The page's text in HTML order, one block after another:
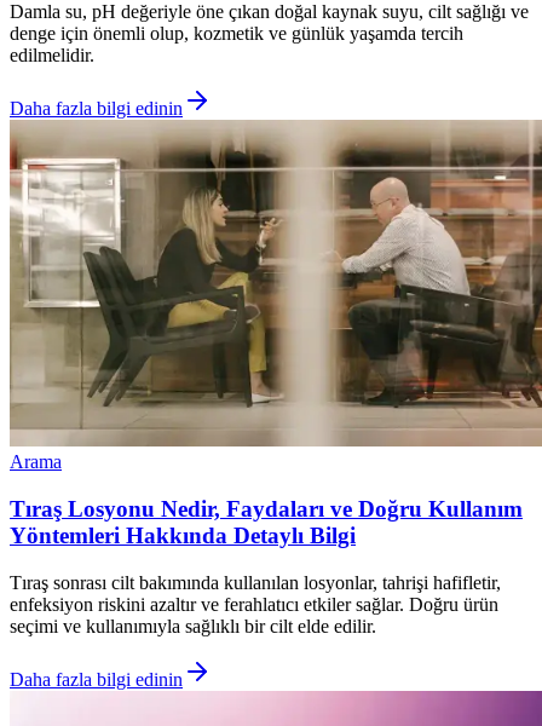
Damla su, pH değeriyle öne çıkan doğal kaynak suyu, cilt sağlığı ve
denge için önemli olup, kozmetik ve günlük yaşamda tercih
edilmelidir.
Daha fazla bilgi edinin
Arama
Tıraş Losyonu Nedir, Faydaları ve Doğru Kullanım
Yöntemleri Hakkında Detaylı Bilgi
Tıraş sonrası cilt bakımında kullanılan losyonlar, tahrişi hafifletir,
enfeksiyon riskini azaltır ve ferahlatıcı etkiler sağlar. Doğru ürün
seçimi ve kullanımıyla sağlıklı bir cilt elde edilir.
Daha fazla bilgi edinin